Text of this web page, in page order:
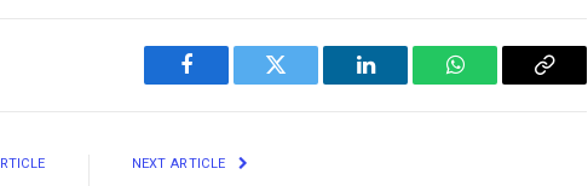
Facebook Twitter LinkedIn WhatsAppCopy
NEXT ARTICLE